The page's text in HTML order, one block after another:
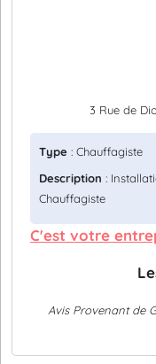
3 Rue de
Type : Chauffagiste
Description :
Chauffagiste
C'est votre
Avis Provenant de